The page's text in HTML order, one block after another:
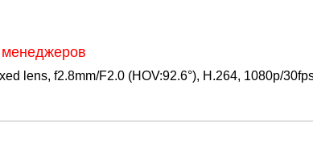
lens, f2.8mm/F2.0 (HOV:92.6°), H.264, 1080p/